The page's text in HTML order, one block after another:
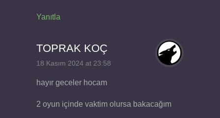
Yanıtla
TOPRAK KOÇ
18 Kasım 2024 at 23:58
hayır geceler hocam
2 oyun içinde vaktim olursa bakacağım